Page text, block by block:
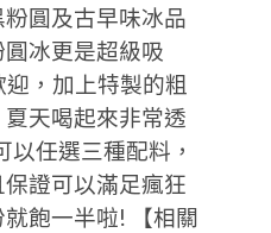
圓及古早味冰品
冰更是超級吸
，加上特製的粗
天喝起來非常透
任選三種配料，
證可以滿足瘋狂
飽一半啦! 【相關